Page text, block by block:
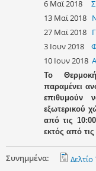
6 Μαϊ 2018
13 Μαϊ 2018
27 Μαϊ 2018
3 Ιουν 2018
10 Ιουν 2018
Το
παραμένει
επιθυμούν
εξωτερικού
από τις
εκτός από
Συνημμένα: